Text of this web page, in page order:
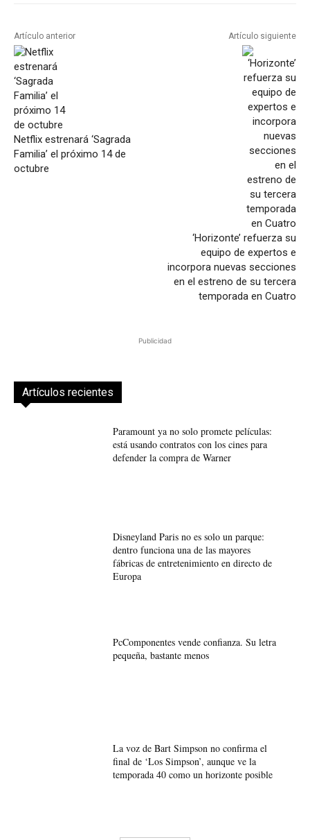
Artículo anterior
Netflix estrenará ‘Sagrada
Familia’ el próximo 14 de
octubre
Artículo siguiente
‘Horizonte’ refuerza su
equipo de expertos e
incorpora nuevas secciones
en el estreno de su tercera
temporada en Cuatro
Publicidad
Artículos recientes
Paramount ya no solo promete películas:
está usando contratos con los cines para
defender la compra de Warner
Disneyland Paris no es solo un parque:
dentro funciona una de las mayores
fábricas de entretenimiento en directo de
Europa
PcComponentes vende confianza. Su letra
pequeña, bastante menos
La voz de Bart Simpson no confirma el
final de ‘Los Simpson’, aunque ve la
temporada 40 como un horizonte posible